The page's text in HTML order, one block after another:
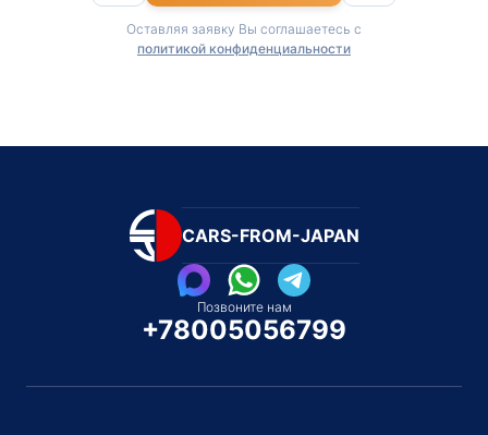
Оставляя заявку Вы соглашаетесь с
политикой конфиденциальности
CARS-FROM-JAPAN
Позвоните нам
+78005056799